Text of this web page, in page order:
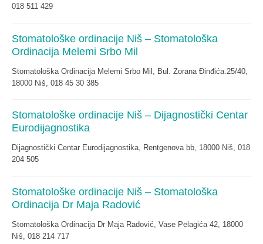
018 511 429
Stomatološke ordinacije Niš – Stomatološka
Ordinacija Melemi Srbo Mil
Stomatološka Ordinacija Melemi Srbo Mil, Bul. Zorana Đinđića.25/40,
18000 Niš, 018 45 30 385
Stomatološke ordinacije Niš – Dijagnostički Centar
Eurodijagnostika
Dijagnostički Centar Eurodijagnostika, Rentgenova bb, 18000 Niš, 018
204 505
Stomatološke ordinacije Niš – Stomatološka
Ordinacija Dr Maja Radović
Stomatološka Ordinacija Dr Maja Radović, Vase Pelagića 42, 18000
Niš, 018 214 717